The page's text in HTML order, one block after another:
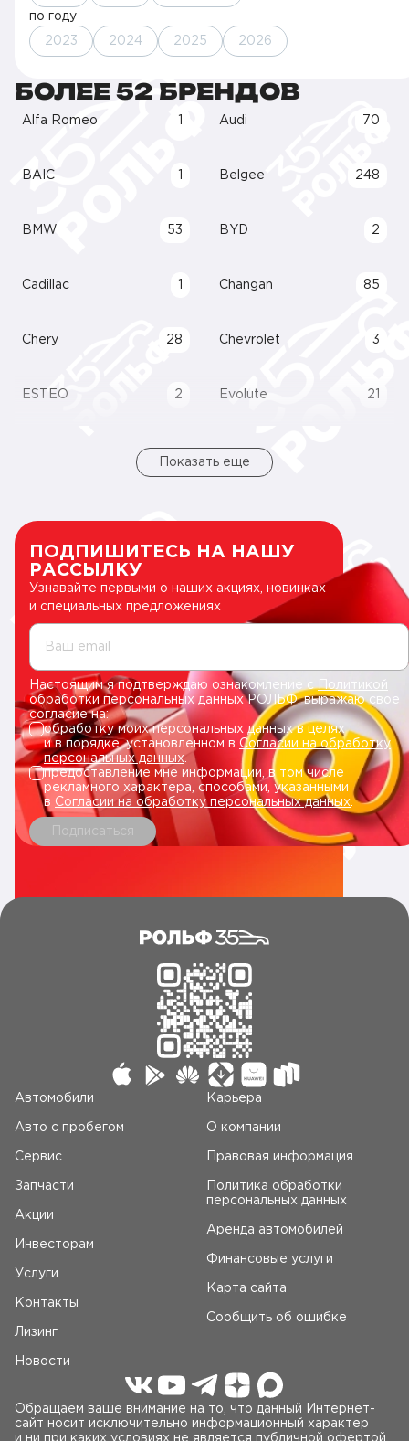
по году
2023 2024 2025 2026
БОЛЕЕ 52 БРЕНДОВ
Alfa Romeo Audi 70
BAIC Belgee 248
BMW 53 BYD 2
Cadillac Changan 85
Chery 28 Chevrolet 3
ESTEO 2 Evolute 21
Показать еще
ПОДПИШИТЕСЬ НА НАШУ
РАССЫЛКУ
Узнавайте первыми о наших акциях, новинках
и специальных предложениях
Ваш email
Настоящим я подтверждаю ознакомление сПолитикой
обработки персональных данных РОЛЬФ, выражаю свое
согласие на:
обработку моих персональных данных в целях
и в порядке, установленном в Согласии на обработку
персональных данных.
предоставление мне информации, в том числе
рекламного характера, способами, указанными
в Согласии на обработку персональных данных
Подписаться
Автомобили
Авто c пробегом
Сервис
Запчасти
Акции
Инвесторам
Услуги
Контакты
Лизинг
Новости
Карьера
О компании
Правовая информация
Политика обработки
персональных данных
Аренда автомобилей
Финансовые услуги
Карта сайта
Сообщить об ошибке
Обращаем ваше внимание на то, что данный Интернет-
сайт носит исключительно информационный характер
и ни при каких условиях не является публичной офертой,